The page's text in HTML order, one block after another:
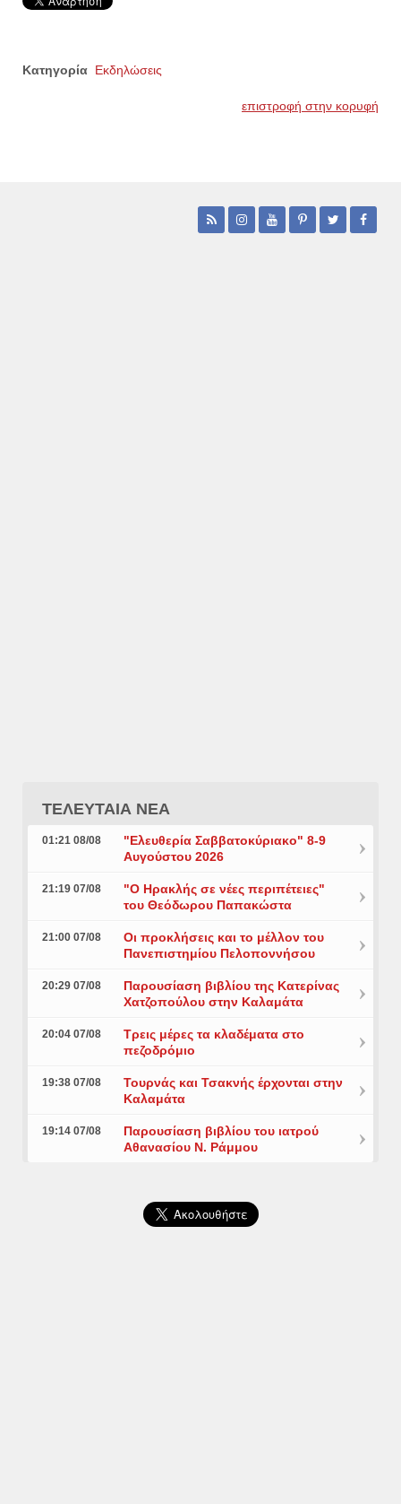
Κατηγορία Εκδηλώσεις
επιστροφή στην κορυφή
ΤΕΛΕΥΤΑΙΑ ΝΕΑ
01:21 08/08
"Ελευθερία Σαββατοκύριακο" 8-9
Αυγούστου 2026
21:19 07/08
"Ο Ηρακλής σε νέες περιπέτειες"
του Θεόδωρου Παπακώστα
21:00 07/08
Οι προκλήσεις και το μέλλον του
Πανεπιστημίου Πελοποννήσου
20:29 07/08
Παρουσίαση βιβλίου της Κατερίνας
Χατζοπούλου στην Καλαμάτα
20:04 07/08
Τρεις μέρες τα κλαδέματα στο
πεζοδρόμιο
19:38 07/08
Τουρνάς και Τσακνής έρχονται στην
Καλαμάτα
19:14 07/08
Παρουσίαση βιβλίου του ιατρού
Αθανασίου Ν. Ράμμου